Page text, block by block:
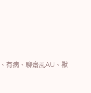
、有病 、聊齋風AU 、獸